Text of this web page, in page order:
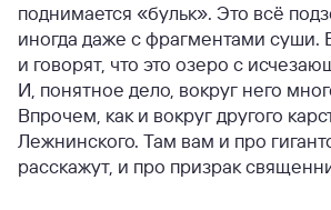
поднимается «бульк». Это всё
иногда даже с фрагментами суши.
и говорят, что это озеро с
И, понятное дело, вокруг него
Впрочем, как и вокруг другого
Лежнинского. Там вам и про
расскажут, и про призрак